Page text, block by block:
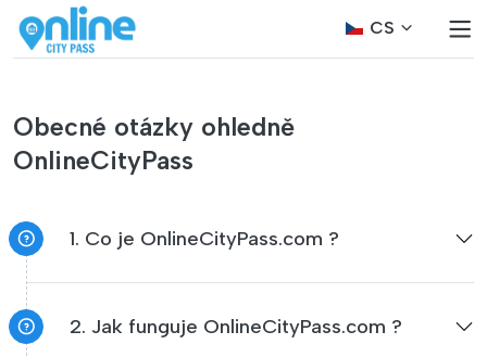
CS
Obecné otázky ohledně
OnlineCityPass
1. Co je OnlineCityPass.com ?
2. Jak funguje OnlineCityPass.com ?